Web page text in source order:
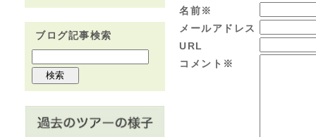
ブログ記事検索
名前※
メールアドレス
URL
コメント※